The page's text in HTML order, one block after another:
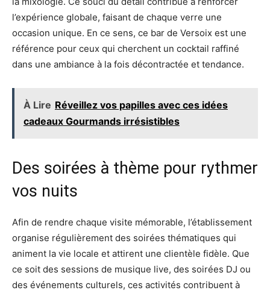
l’expérience globale, faisant de chaque verre une
occasion unique. En ce sens, ce bar de Versoix est une
référence pour ceux qui cherchent un cocktail raffiné
dans une ambiance à la fois décontractée et tendance.
À Lire Réveillez vos papilles avec ces idées
cadeaux Gourmands irrésistibles
Des soirées à thème pour rythmer
vos nuits
Afin de rendre chaque visite mémorable, l’établissement
organise régulièrement des soirées thématiques qui
animent la vie locale et attirent une clientèle fidèle. Que
ce soit des sessions de musique live, des soirées DJ ou
des événements culturels, ces activités contribuent à